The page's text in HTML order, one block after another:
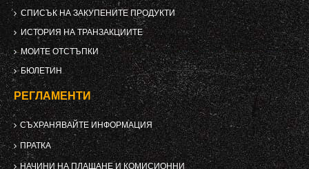
СПИСЪК НА ЗАКУПЕНИТЕ ПРОДУКТИ
ИСТОРИЯ НА ТРАНЗАКЦИИТЕ
МОИТЕ ОТСТЪПКИ
БЮЛЕТИН
РЕГЛАМЕНТИ
СЪХРАНЯВАЙТЕ ИНФОРМАЦИЯ
ПРАТКА
НАЧИНИ НА ПЛАЩАНЕ И КОМИСИОННИ